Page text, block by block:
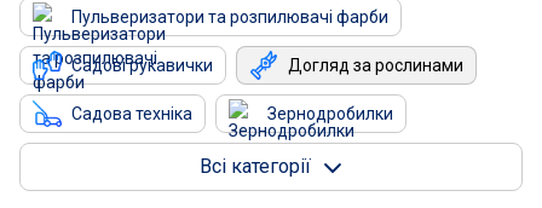
Пульверизатори та розпилювачі фарби
Садові рукавички Догляд за рослинами
Садова техніка Зернодробилки
Обприскувачі
Всі категорії